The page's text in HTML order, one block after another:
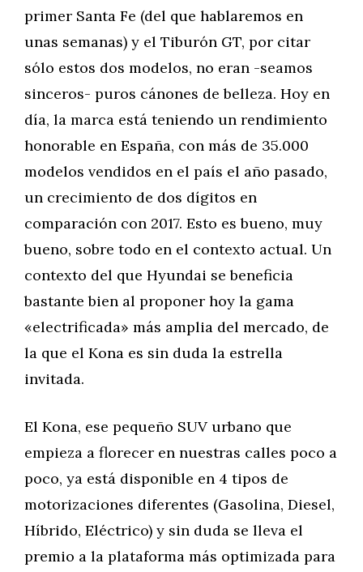
primer Santa Fe (del que hablaremos en
unas semanas) y el Tiburón GT, por citar
sólo estos dos modelos, no eran -seamos
sinceros- puros cánones de belleza. Hoy en
día, la marca está teniendo un rendimiento
honorable en España, con más de 35.000
modelos vendidos en el país el año pasado,
un crecimiento de dos dígitos en
comparación con 2017. Esto es bueno, muy
bueno, sobre todo en el contexto actual. Un
contexto del que Hyundai se beneficia
bastante bien al proponer hoy la gama
«electrificada» más amplia del mercado, de
la que el Kona es sin duda la estrella
invitada.
El Kona, ese pequeño SUV urbano que
empieza a florecer en nuestras calles poco a
poco, ya está disponible en 4 tipos de
motorizaciones diferentes (Gasolina, Diesel,
Híbrido, Eléctrico) y sin duda se lleva el
premio a la plataforma más optimizada para